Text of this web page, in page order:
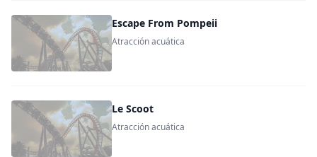
Escape From Pompeii
Atracción acuática
Le Scoot
Atracción acuática